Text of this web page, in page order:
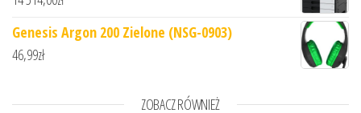
Genesis Argon 200 Zielone (NSG-0903)
46,99zł
ZOBACZ RÓWNIEŻ